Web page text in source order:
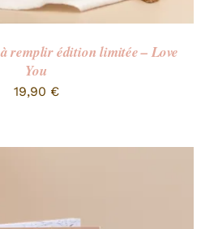
remplir édition limitée – Love
You
19,90 €